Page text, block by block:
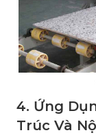
4. Ứng
Trúc Và